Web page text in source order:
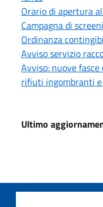
Orario di apertura
Campagna di
Ordinanza
Avviso servizio
Avviso: nuove
rifiuti ingombranti
Ultimo